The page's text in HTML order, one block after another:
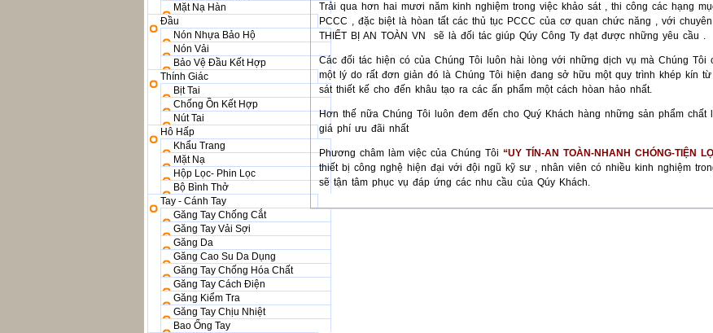
Mặt Nạ Hàn
Đầu
Nón Nhựa Bảo Hộ
Nón Vải
Bảo Vệ Đầu Kết Hợp
Thính Giác
Bịt Tai
Chống Ồn Kết Hợp
Nút Tai
Hô Hấp
Khẩu Trang
Mặt Nạ
Hộp Lọc- Phin Lọc
Bộ Bình Thở
Tay - Cánh Tay
Găng Tay Chống Cắt
Găng Tay Vải Sợi
Găng Da
Găng Cao Su Da Dụng
Găng Tay Chống Hóa Chất
Găng Tay Cách Điện
Găng Kiểm Tra
Găng Tay Chịu Nhiệt
Bao Ống Tay
Trải qua hơn hai mươi năm kinh nghiệm trong việc khảo sát , thi công các hạng
PCCC , đặc biệt là hòan tất các thủ tục PCCC của cơ quan chức năng , với
THIẾT BỊ AN TOÀN VN sẽ là đối tác giúp Qúy Công Ty đạt được những yêu cầu .
Các đối tác hiện có của Chúng Tôi luôn hài lòng với những dịch vụ mà Chúng Tôi
một lý do rất đơn giản đó là Chúng Tôi hiện đang sở hữu một quy trình khép kín
sát thiết kế cho đến khâu tạo ra các ấn phẩm một cách hòan hảo nhất.
Hơn thế nữa Chúng Tôi luôn đem đến cho Quý Khách hàng những sản phẩm chất
giá phí ưu đãi nhất
Phương châm làm việc của Chúng Tôi “UY TÍN-AN TOÀN-NHANH CHÓNG-TIỆN
thiết bị công nghệ hiện đại với đội ngũ kỹ sư , nhân viên có nhiều kinh nghiệm
sẽ tận tâm phục vụ đáp ứng các nhu cầu của Qúy Khách.